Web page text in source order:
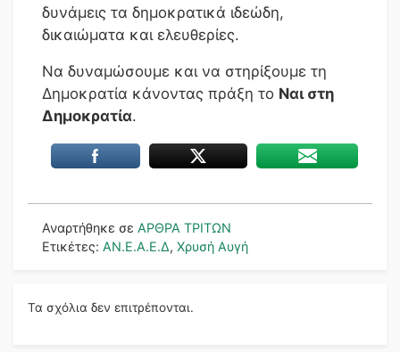
δυνάμεις τα δημοκρατικά ιδεώδη,
δικαιώματα και ελευθερίες.
Να δυναμώσουμε και να στηρίξουμε τη
Δημοκρατία κάνοντας πράξη το Ναι στη
Δημοκρατία.
Αναρτήθηκε σε ΑΡΘΡΑ ΤΡΙΤΩΝ
Ετικέτες: ΑΝ.Ε.Α.Ε.Δ, Χρυσή Αυγή
Τα σχόλια δεν επιτρέπονται.